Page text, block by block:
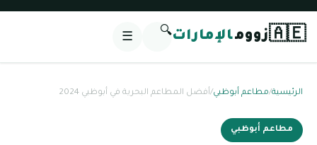
🇦🇪زوومالإمارات🔍
☰
الرئيسية/مطاعم أبوظبي/أفضل المطاعم البحرية في أبوظبي 2024
مطاعم أبوظبي